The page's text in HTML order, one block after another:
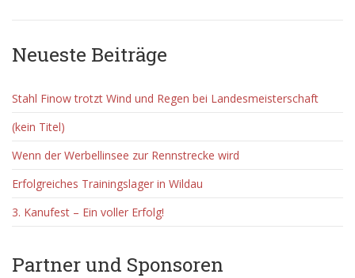
Neueste Beiträge
Stahl Finow trotzt Wind und Regen bei Landesmeisterschaft
(kein Titel)
Wenn der Werbellinsee zur Rennstrecke wird
Erfolgreiches Trainingslager in Wildau
3. Kanufest – Ein voller Erfolg!
Partner und Sponsoren